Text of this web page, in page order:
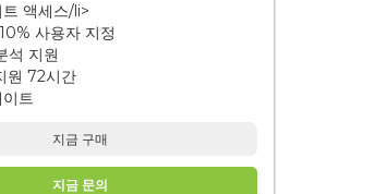
액세스/li>
사용자 지정
석 지원
원 72시간
트
지금 구매
지금 문의